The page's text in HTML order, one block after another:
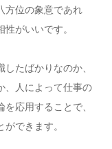
方位の象意であれ
がいいです。
たばかりなのか、
、人によって仕事の
を応用することで、
できます。